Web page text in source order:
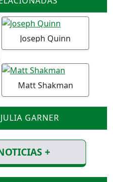
Joseph Quinn
Matt Shakman
GARNER
+